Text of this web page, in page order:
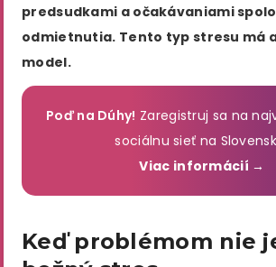
predsudkami a očakávaniami
odmietnutia. Tento typ stresu má
model.
Poď na Dúhy! Zaregistruj sa na
sociálnu sieť na
Viac informácií →
Keď problémom nie